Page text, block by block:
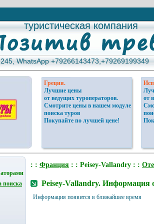
туристическая компания
туристическая компания
WhatsApp +79266143473,+79269199349
WhatsApp +79266143473,+79269199349
Греция.
Лучшие цены
от ведущих туроператоров.
Смотрите цены в нашем модуле
поиска туров
Покупайте по лучшей цене!
от
поиска
: : Франция : : Peisey-Vallandry : :
Peisey-Vallandry. Информация
Информация появится в ближайшее время